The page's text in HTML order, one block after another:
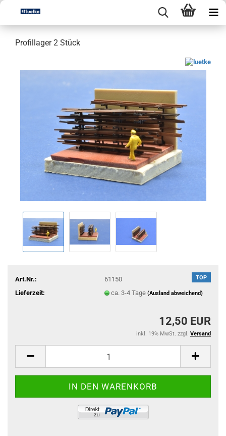
Profillager 2 Stück
TOP
Art.Nr.:
61150
Lieferzeit:
ca. 3-4 Tage (Ausland abweichend)
12,50 EUR
inkl. 19% MwSt. zzgl. Versand